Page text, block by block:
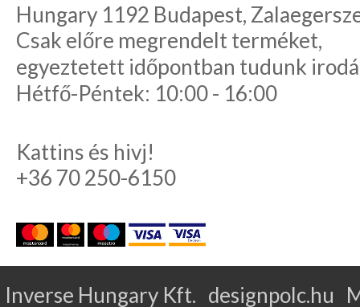
Hungary 1192 Budapest,
Csak előre megrendelt terméket,
egyeztetett időpontban tudunk
Hétfő-Péntek: 10:00 - 16:00
Kattins és hivj!
+36 70 250-6150
Inverse Hungary Kft. designpolc.hu